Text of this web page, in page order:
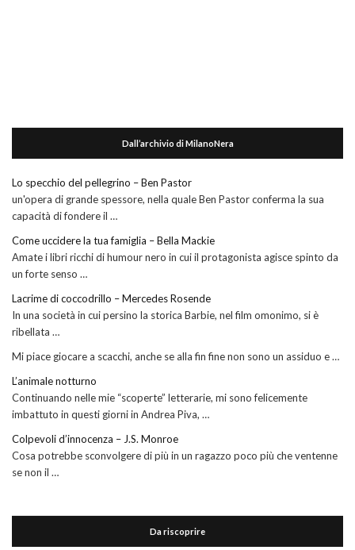
Dall’archivio di MilanoNera
Lo specchio del pellegrino – Ben Pastor
un'opera di grande spessore, nella quale Ben Pastor conferma la sua
capacità di fondere il …
Come uccidere la tua famiglia – Bella Mackie
Amate i libri ricchi di humour nero in cui il protagonista agisce spinto da
un forte senso …
Lacrime di coccodrillo – Mercedes Rosende
In una società in cui persino la storica Barbie, nel film omonimo, si è
ribellata …
Mi piace giocare a scacchi, anche se alla fin fine non sono un assiduo e …
L’animale notturno
Continuando nelle mie “scoperte” letterarie, mi sono felicemente
imbattuto in questi giorni in Andrea Piva, …
Colpevoli d’innocenza – J.S. Monroe
Cosa potrebbe sconvolgere di più in un ragazzo poco più che ventenne
se non il …
Da riscoprire